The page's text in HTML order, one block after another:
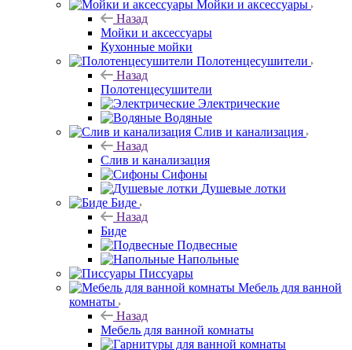
Мойки и аксессуары
Назад
Мойки и аксессуары
Кухонные мойки
Полотенцесушители
Назад
Полотенцесушители
Электрические
Водяные
Слив и канализация
Назад
Слив и канализация
Сифоны
Душевые лотки
Биде
Назад
Биде
Подвесные
Напольные
Писсуары
Мебель для ванной
комнаты
Назад
Мебель для ванной комнаты